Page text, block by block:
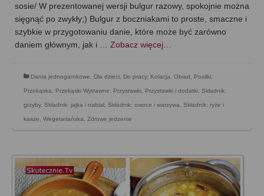
sosie/ W prezentowanej wersji bulgur razowy, spokojnie można
sięgnąć po zwykły;) Bulgur z boczniakami to proste, smaczne i
szybkie w przygotowaniu danie, które może być zarówno
daniem głównym, jak i … Zobacz więcej…
Dania jednogarnkowe Dla dzieci Do pracy, Kolacja Obiad Posiłki
Przekąska Przekąski Wytrawne Przystawki Przystawki i dodatki Składnik:
grzyby, Składnik: jajka i nabiał Składnik: owoce i warzywa Składnik: ryże i
kasze Wegetariańska Zdrowe jedzenie